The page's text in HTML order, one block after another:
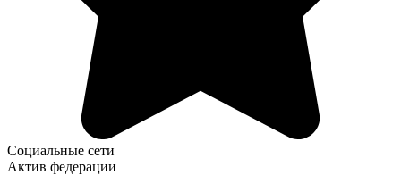
Социальные сети
Актив федерации